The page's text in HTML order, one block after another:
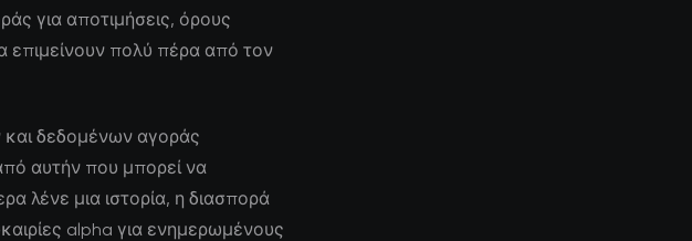
για αποτιμήσεις, όρους
πολύ πέρα από τον
δεδομένων αγοράς
αυτήν που μπορεί να
λένε μια ιστορία, η διασπορά
alpha για ενημερωμένους